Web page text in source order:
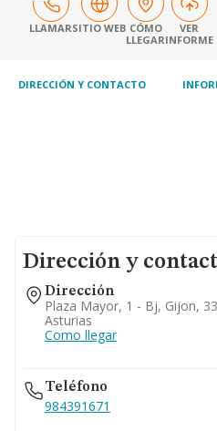
LLAMARSITIO WEB CÓMO
LLEGAR
VER
INFORME
DIRECCIÓN Y CONTACTO
Dirección y
Dirección
Plaza Mayor, 1 - Bj, Gijon,
Asturias
Como llegar
Teléfono
984391671